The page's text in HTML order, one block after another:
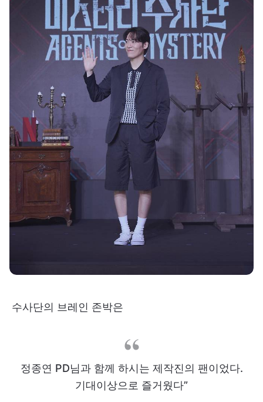
수사단의 브레인 존박은
정종연 PD님과 함께 하시는 제작진의 팬이었다.
기대이상으로 즐거웠다”